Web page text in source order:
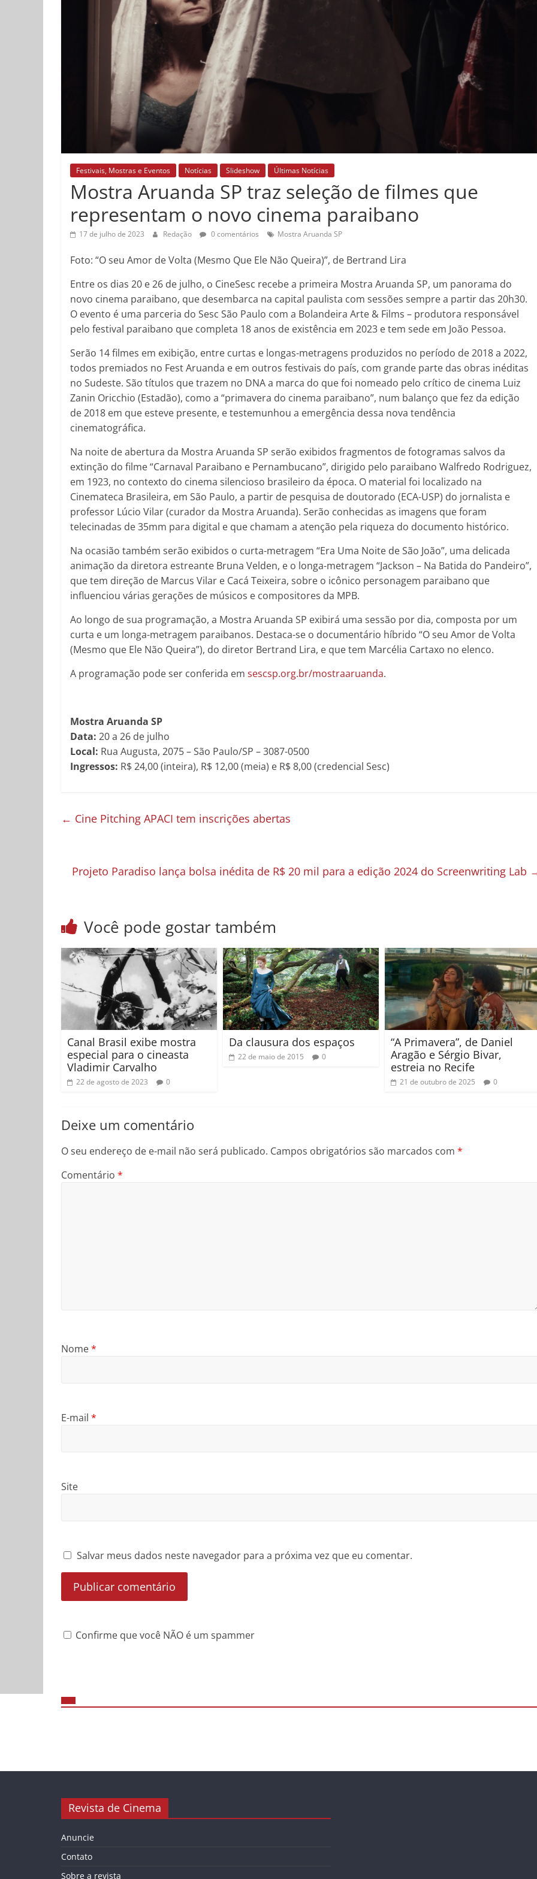
Festivais, Mostras e Eventos Notícias Slideshow Últimas Notícias
Mostra Aruanda SP traz seleção de filmes que
representam o novo cinema paraibano
17 de julho de 2023 Redação 0 comentários Mostra Aruanda SP
Foto: “O seu Amor de Volta (Mesmo Que Ele Não Queira)”, de Bertrand Lira
Entre os dias 20 e 26 de julho, o CineSesc recebe a primeira Mostra Aruanda SP, um panorama do
novo cinema paraibano, que desembarca na capital paulista com sessões sempre a partir das 20h30.
O evento é uma parceria do Sesc São Paulo com a Bolandeira Arte & Films – produtora responsável
pelo festival paraibano que completa 18 anos de existência em 2023 e tem sede em João Pessoa.
Serão 14 filmes em exibição, entre curtas e longas-metragens produzidos no período de 2018 a 2022,
todos premiados no Fest Aruanda e em outros festivais do país, com grande parte das obras inéditas
no Sudeste. São títulos que trazem no DNA a marca do que foi nomeado pelo crítico de cinema Luiz
Zanin Oricchio (Estadão), como a “primavera do cinema paraibano”, num balanço que fez da edição
de 2018 em que esteve presente, e testemunhou a emergência dessa nova tendência
cinematográfica.
Na noite de abertura da Mostra Aruanda SP serão exibidos fragmentos de fotogramas salvos da
extinção do filme “Carnaval Paraibano e Pernambucano”, dirigido pelo paraibano Walfredo Rodriguez,
em 1923, no contexto do cinema silencioso brasileiro da época. O material foi localizado na
Cinemateca Brasileira, em São Paulo, a partir de pesquisa de doutorado (ECA-USP) do jornalista e
professor Lúcio Vilar (curador da Mostra Aruanda). Serão conhecidas as imagens que foram
telecinadas de 35mm para digital e que chamam a atenção pela riqueza do documento histórico.
Na ocasião também serão exibidos o curta-metragem “Era Uma Noite de São João”, uma delicada
animação da diretora estreante Bruna Velden, e o longa-metragem “Jackson – Na Batida do Pandeiro”,
que tem direção de Marcus Vilar e Cacá Teixeira, sobre o icônico personagem paraibano que
influenciou várias gerações de músicos e compositores da MPB.
Ao longo de sua programação, a Mostra Aruanda SP exibirá uma sessão por dia, composta por um
curta e um longa-metragem paraibanos. Destaca-se o documentário híbrido “O seu Amor de Volta
(Mesmo que Ele Não Queira”), do diretor Bertrand Lira, e que tem Marcélia Cartaxo no elenco.
A programação pode ser conferida em sescsp.org.br/mostraaruanda.
Mostra Aruanda SP
Data: 20 a 26 de julho
Local: Rua Augusta, 2075 – São Paulo/SP – 3087-0500
Ingressos: R$ 24,00 (inteira), R$ 12,00 (meia) e R$ 8,00 (credencial Sesc)
← Cine Pitching APACI tem inscrições abertas
Projeto Paradiso lança bolsa inédita de R$ 20 mil para a edição 2024 do Screenwriting Lab
Você pode gostar também
Canal Brasil exibe mostra
especial para o cineasta
Vladimir Carvalho
22 de agosto de 2023 0
Da clausura dos espaços
22 de maio de 2015 0
“A Primavera”, de Daniel
Aragão e Sérgio Bivar,
estreia no Recife
21 de outubro de 2025 0
Deixe um comentário
O seu endereço de e-mail não será publicado. Campos obrigatórios são marcados com *
Comentário *
Nome*
E-mail *
Site
Salvar meus dados neste navegador para a próxima vez que eu comentar.
Confirme que você NÃO é um spammer
Revista de Cinema
Anuncie
Contato
Sobre a revista